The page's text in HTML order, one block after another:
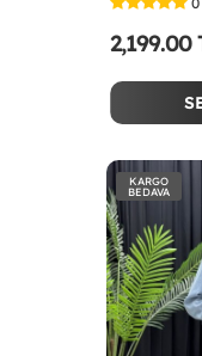
2,199.00
KARGO
BEDAVA